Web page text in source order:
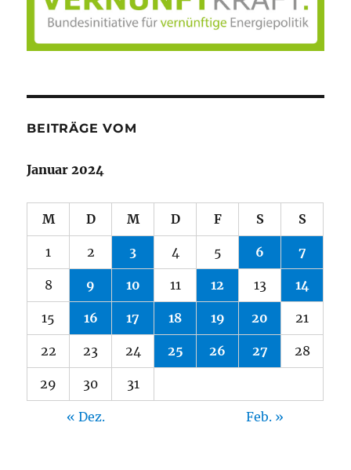
BEITRÄGE VOM
Januar 2024
M D M D F S S
1 2 3 4 5 6 7
8 9 10 11 12 13 14
15 16 17 18 19 20 21
22 23 24 25 26 27 28
29 30 31
« Dez. Feb. »